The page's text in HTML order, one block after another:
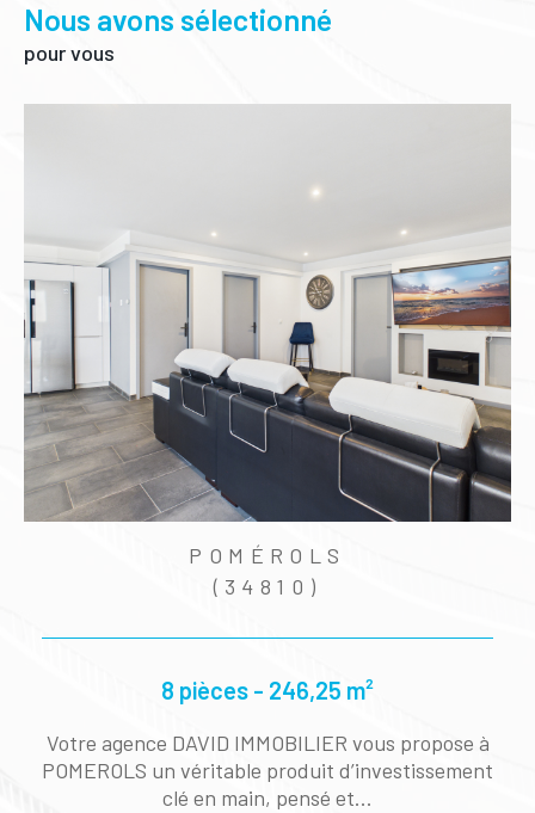
Nous avons sélectionné
pour vous
POMÉROLS
(34810)
8 pièces - 246,25 m²
Votre agence DAVID IMMOBILIER vous propose à
POMEROLS un véritable produit d’investissement
clé en main, pensé et...